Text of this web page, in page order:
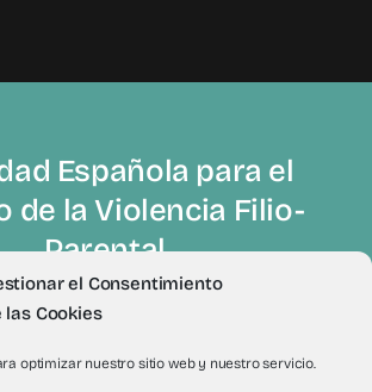
el Consentimiento
las Cookies
optimizar nuestro sitio web y nuestro servicio.
Española para el
de la Violencia Filio-
Parental